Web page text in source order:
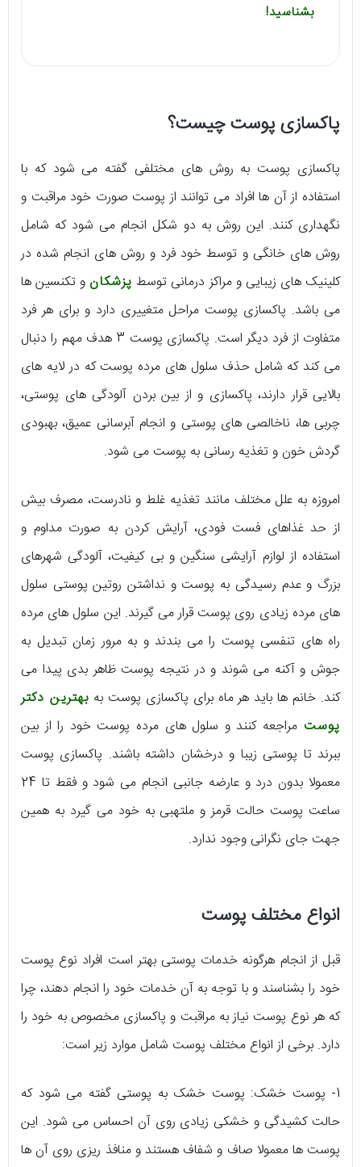
بشناسید!
پاکسازی پوست چیست؟
پاکسازی پوست به روش های مختلفی گفته می شود که با
استفاده از آن ها افراد می توانند از پوست صورت خود مراقبت و
نگهداری کنند. این روش به دو شکل انجام می شود که شامل
روش های خانگی و توسط خود فرد و روش های انجام شده در
کلینیک های زیبایی و مراکز درمانی توسط پزشکانو تکنسین ها
می باشد. پاکسازی پوست مراحل متغییری دارد و برای هر فرد
متفاوت از فرد دیگر است. پاکسازی پوست 3 هدف مهم را دنبال
می کند که شامل حذف سلول های مرده پوست که در لایه های
بالایی قرار دارند، پاکسازی و از بین بردن آلودگی های پوستی،
چربی ها، ناخالصی های پوستی و انجام آبرسانی عمیق، بهبودی
گردش خون و تغذیه رسانی به پوست می شود.
امروزه به علل مختلف مانند تغذیه غلط و نادرست، مصرف بیش
از حد غذاهای فست فودی، آرایش کردن به صورت مداوم و
استفاده از لوازم آرایشی سنگین و بی کیفیت، آلودگی شهرهای
بزرگ و عدم رسیدگی به پوست و نداشتن روتین پوستی سلول
های مرده زیادی روی پوست قرار می گیرند. این سلول های مرده
راه های تنفسی پوست را می بندند و به مرور زمان تبدیل به
جوش و آکنه می شوند و در نتیجه پوست ظاهر بدی پیدا می
کند. خانم ها باید هر ماه برای پاکسازی پوست به بهترین دکتر
پوست مراجعه کنند و سلول های مرده پوست خود را از بین
ببرند تا پوستی زیبا و درخشان داشته باشند. پاکسازی پوست
معمولا بدون درد و عارضه جانبی انجام می شود و فقط تا 24
ساعت پوست حالت قرمز و ملتهبی به خود می گیرد به همین
جهت جای نگرانی وجود ندارد.
انواع مختلف پوست
قبل از انجام هرگونه خدمات پوستی بهتر است افراد نوع پوست
خود را بشناسند و با توجه به آن خدمات خود را انجام دهند، چرا
که هر نوع پوست نیاز به مراقبت و پاکسازی مخصوص به خود را
دارد. برخی از انواع مختلف پوست شامل موارد زیر است:
1- پوست خشک: پوست خشک به پوستی گفته می شود که
حالت کشیدگی و خشکی زیادی روی آن احساس می شود. این
پوست ها معمولا صاف و شفاف هستند و منافذ ریزی روی آن ها